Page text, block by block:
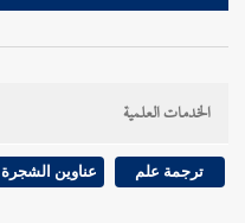
الخدمات العلمية
ترجمة علم عناوين الشجرة